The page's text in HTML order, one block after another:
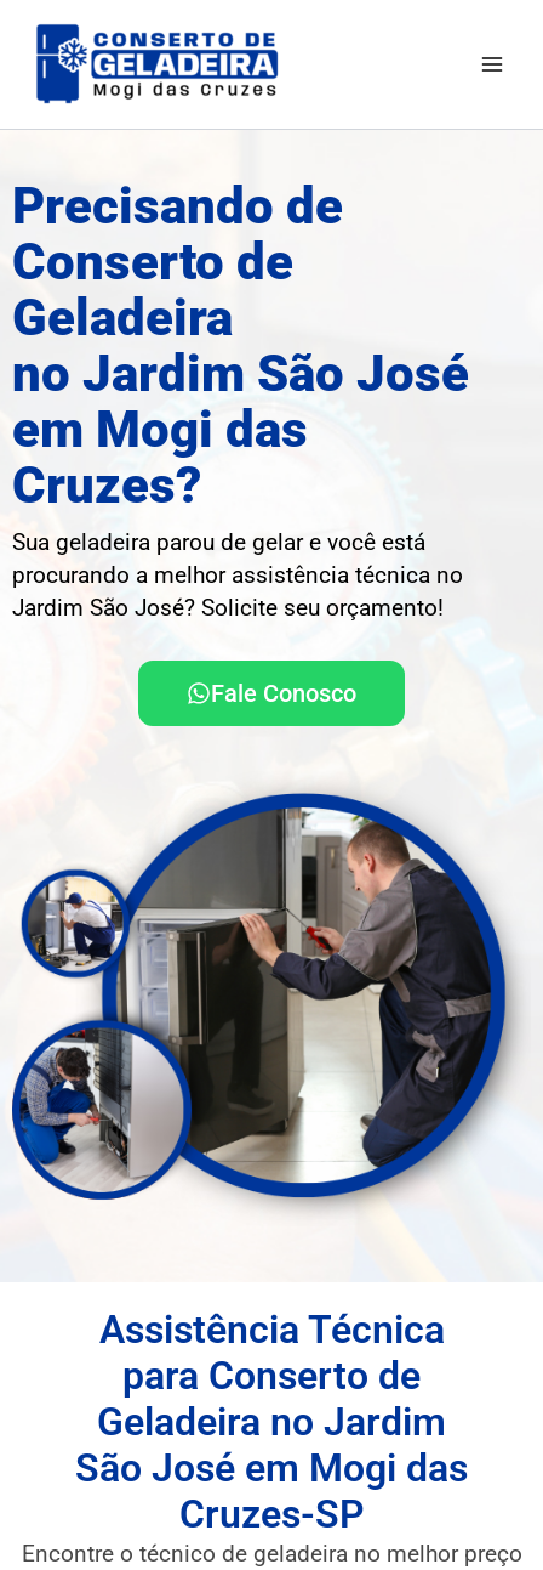
para
Precisando de
Conserto de
Geladeira
no Jardim São José
em Mogi das
Cruzes?
Sua geladeira parou de gelar e você está
procurando a melhor assistência técnica no
Jardim São José? Solicite seu orçamento!
Fale Conosco
Assistência Técnica
para Conserto de
Geladeira no Jardim
São José em Mogi das
Cruzes-SP
Encontre o técnico de geladeira no melhor preço